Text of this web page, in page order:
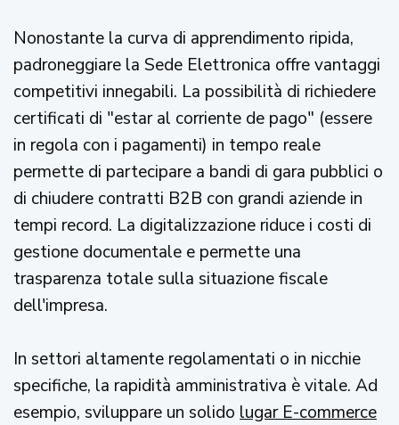
Nonostante la curva di apprendimento ripida,
padroneggiare la Sede Elettronica offre vantaggi
competitivi innegabili. La possibilità di richiedere
certificati di "estar al corriente de pago" (essere
in regola con i pagamenti) in tempo reale
permette di partecipare a bandi di gara pubblici o
di chiudere contratti B2B con grandi aziende in
tempi record. La digitalizzazione riduce i costi di
gestione documentale e permette una
trasparenza totale sulla situazione fiscale
dell'impresa.
In settori altamente regolamentati o in nicchie
specifiche, la rapidità amministrativa è vitale. Ad
esempio, sviluppare un solido lugar E-commerce